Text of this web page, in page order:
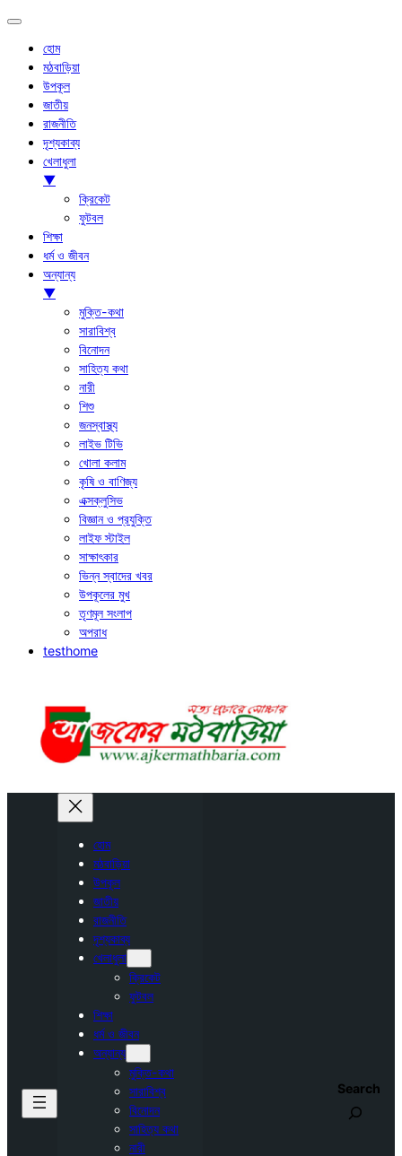
হোম
মঠবাড়িয়া
উপকূল
জাতীয়
রাজনীতি
দৃশ্যকাব্য
খেলাধুলা
▼
ক্রিকেট
ফুটবল
শিক্ষা
ধর্ম ও জীবন
অন্যান্য
▼
মুক্তি-কথা
সারাবিশ্ব
বিনোদন
সাহিত্য কথা
নারী
শিশু
জনস্বাস্থ্য
লাইভ টিভি
খোলা কলাম
কৃষি ও বাণিজ্য
এক্সক্লুসিভ
বিজ্ঞান ও প্রযুক্তি
লাইফ স্টাইল
সাক্ষাৎকার
ভিন্ন স্বাদের খবর
উপকূলের মুখ
তৃণমূল সংলাপ
অপরাধ
testhome
হোম
মঠবাড়িয়া
উপকূল
জাতীয়
রাজনীতি
দৃশ্যকাব্য
খেলাধুলা
ক্রিকেট
ফুটবল
শিক্ষা
ধর্ম ও জীবন
অন্যান্য
মুক্তি-কথা
সারাবিশ্ব
বিনোদন
সাহিত্য কথা
নারী
Search